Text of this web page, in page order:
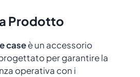
Prodotto
caseè un accessorio
per garantire la
operativa con i